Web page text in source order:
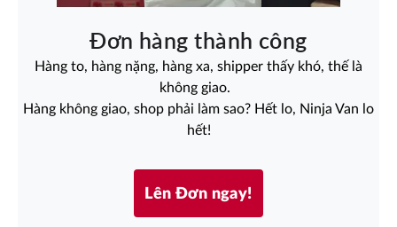
Đơn hàng thành công
Hàng to, hàng nặng, hàng xa, shipper thấy khó, thế là
không giao.
Hàng không giao, shop phải làm sao? Hết lo, Ninja Van lo
hết!
Lên Đơn ngay!